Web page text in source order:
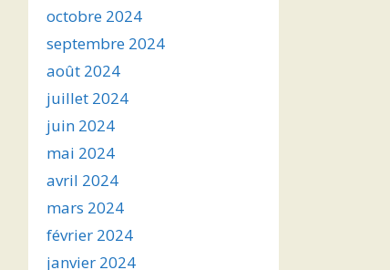
octobre 2024
septembre 2024
août 2024
juillet 2024
juin 2024
mai 2024
avril 2024
mars 2024
février 2024
janvier 2024